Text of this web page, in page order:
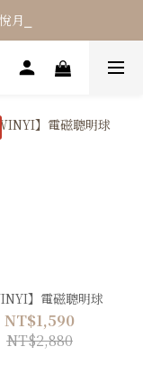
月⎯
月⎯
灣)
⎯
】電磁聰明球
NT$1,590
NT$2,880